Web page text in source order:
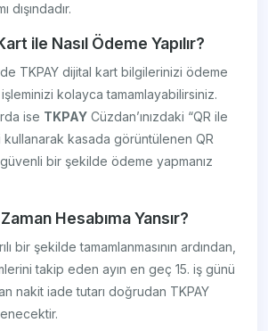
dışındadır.
ile Nasıl Ödeme Yapılır?
TKPAY dijital kart bilgilerinizi ödeme
kolayca tamamlayabilirsiniz.
ise TKPAY Cüzdan’ınızdaki “QR ile
kasada görüntülenen QR
bir şekilde ödeme yapmanız
Hesabıma Yansır?
bir şekilde tamamlanmasının ardından,
takip eden ayın en geç 15. iş günü
nakit iade tutarı doğrudan TKPAY